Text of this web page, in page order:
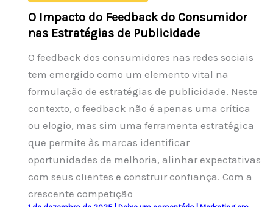
O Impacto do Feedback do Consumidor
nas Estratégias de Publicidade
O feedback dos consumidores nas redes sociais
tem emergido como um elemento vital na
formulação de estratégias de publicidade. Neste
contexto, o feedback não é apenas uma crítica
ou elogio, mas sim uma ferramenta estratégica
que permite às marcas identificar
oportunidades de melhoria, alinhar expectativas
com seus clientes e construir confiança. Com a
crescente competição